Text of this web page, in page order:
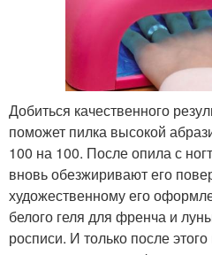
Добиться качественного
поможет пилка высокой
100 на 100. После опила с
вновь обезжиривают его
художественному его
белого геля для френча и
росписи. И только после